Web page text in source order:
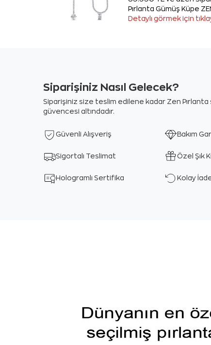
Pırlanta Gümüş Küpe
Detaylı görmek için
Siparişiniz Nasıl Gelecek?
Siparişiniz size teslim edilene kadar Zen Pırlanta
güvencesi altındadır.
Güvenli Alışveriş Bakım
Sigortalı Teslimat Özel Şık
Hologramlı Sertifika Kolay